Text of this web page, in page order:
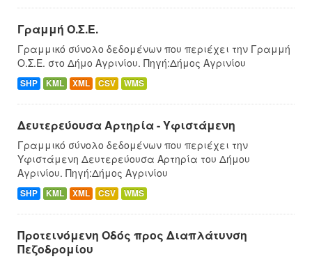
Γραμμή Ο.Σ.Ε.
Γραμμικό σύνολο δεδομένων που περιέχει την Γραμμή
Ο.Σ.Ε. στο Δήμο Αγρινίου. Πηγή:Δήμος Αγρινίου
SHP KML XML CSV WMS
Δευτερεύουσα Αρτηρία - Υφιστάμενη
Γραμμικό σύνολο δεδομένων που περιέχει την
Υφιστάμενη Δευτερεύουσα Αρτηρία του Δήμου
Αγρινίου. Πηγή:Δήμος Αγρινίου
SHP KML XML CSV WMS
Προτεινόμενη Οδός προς Διαπλάτυνση
Πεζοδρομίου